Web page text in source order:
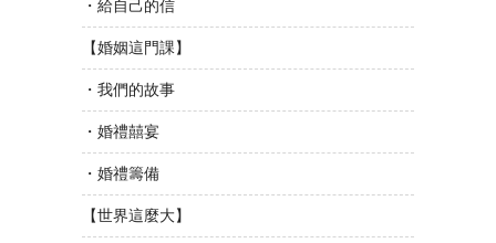
・給自己的信
【婚姻這門課】
・我們的故事
・婚禮囍宴
・婚禮籌備
【世界這麼大】